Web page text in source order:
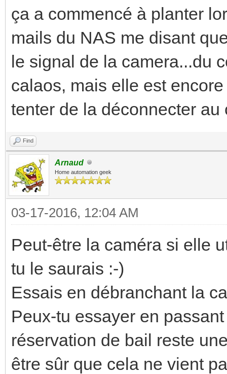
ça a commencé à planter
mails du NAS me disant
le signal de la camera...du
calaos, mais elle est
tenter de la déconnecter
Find
Arnaud
Home automation geek
03-17-2016, 12:04 AM
Peut-être la caméra si elle
tu le saurais :-)
Essais en débranchant la
Peux-tu essayer en
réservation de bail reste
être sûr que cela ne vient